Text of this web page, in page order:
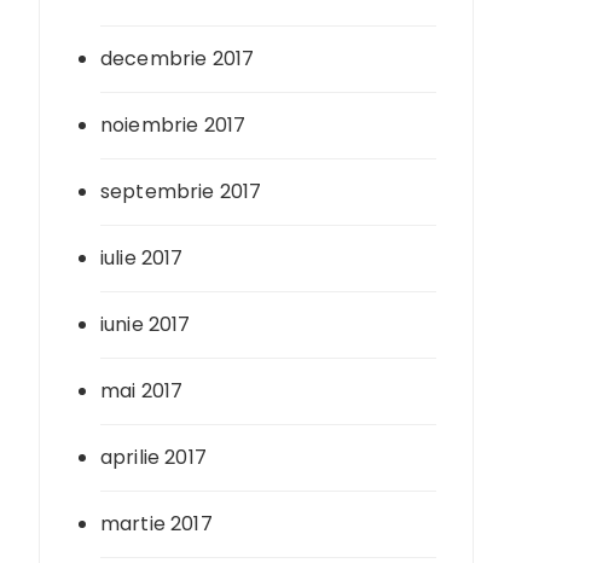
decembrie 2017
noiembrie 2017
septembrie 2017
iulie 2017
iunie 2017
mai 2017
aprilie 2017
martie 2017